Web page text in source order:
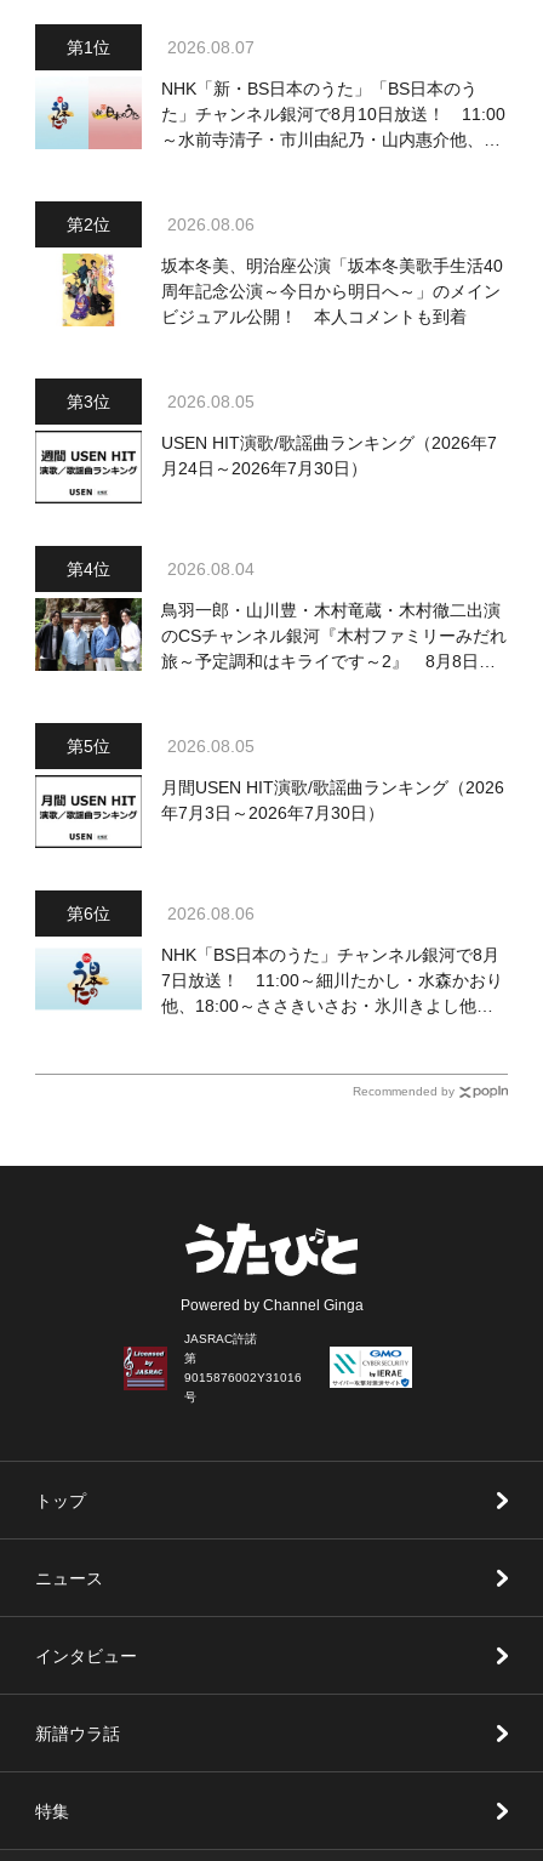
2026.08.07
NHK「新・BS日本のうた」「BS日本のう
た」チャンネル銀河で8月10日放送！ 11:00
～水前寺清子・市川由紀乃・山内惠介他、
2026.08.06
坂本冬美、明治座公演「坂本冬美歌手生活40
周年記念公演～今日から明日へ～」のメイン
ビジュアル公開！ 本人コメントも到着
2026.08.05
USEN HIT演歌/歌謡曲ランキング（2026年7
月24日～2026年7月30日）
2026.08.04
鳥羽一郎・山川豊・木村竜蔵・木村徹二出演
のCSチャンネル銀河『木村ファミリーみだれ
旅～予定調和はキライです～2』 8月8日
2026.08.05
月間USEN HIT演歌/歌謡曲ランキング（2026
年7月3日～2026年7月30日）
2026.08.06
NHK「BS日本のうた」チャンネル銀河で8月
7日放送！ 11:00～細川たかし・水森かおり
他、18:00～ささきいさお・氷川きよし他登
Recommended by
Powered by Channel Ginga
JASRAC許諾
第
9015876002Y31016
号
トップ
ニュース
インタビュー
新譜ウラ話
特集